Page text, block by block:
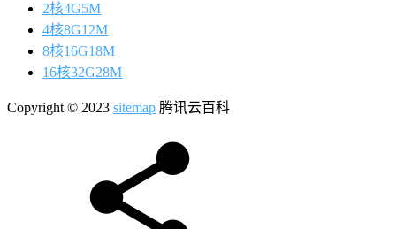
2核4G5M
4核8G12M
8核16G18M
16核32G28M
Copyright © 2023 sitemap 腾讯云百科